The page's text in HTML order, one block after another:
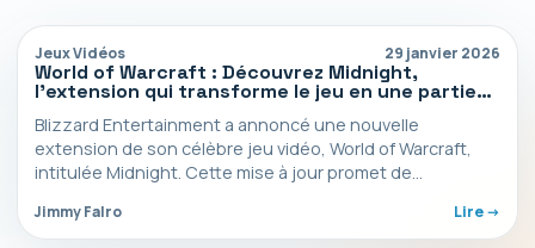
Jeux Vidéos 29 janvier 2026
World of Warcraft : Découvrez Midnight,
l’extension qui transforme le jeu en une partie
géante de cache-cache !
Blizzard Entertainment a annoncé une nouvelle
extension de son célèbre jeu vidéo, World of Warcraft,
intitulée Midnight. Cette mise à jour promet de
Jimmy Falro Lire ->